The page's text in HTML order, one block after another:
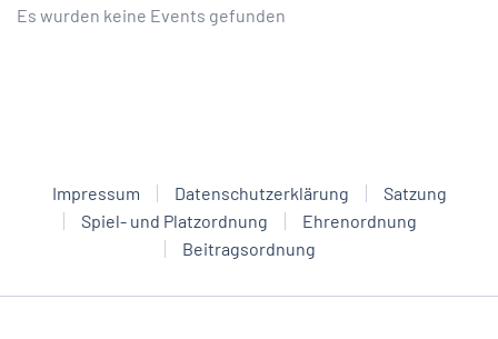
Es wurden keine Events gefunden
Impressum Datenschutzerklärung
Satzung
Spiel- und Platzordnung
Ehrenordnung
Beitragsordnung